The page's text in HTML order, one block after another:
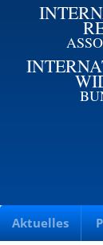
Aktuelles